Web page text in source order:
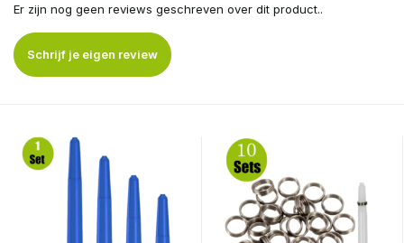
Er zijn nog geen reviews geschreven over dit product..
Schrijf je eigen review